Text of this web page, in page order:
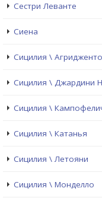
Сестри Левантe
Сиена
Сицилия \ Агридженто
Сицилия \ Джардини
Сицилия \
Сицилия \ Катанья
Сицилия \ Летояни
Сицилия \ Монделло